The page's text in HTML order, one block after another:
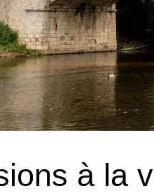
à la